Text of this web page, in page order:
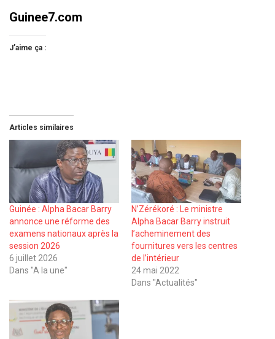
Guinee7.com
J’aime ça :
Articles similaires
Guinée : Alpha Bacar Barry
annonce une réforme des
examens nationaux après la
session 2026
6 juillet 2026
Dans "A la une"
N’Zérékoré : Le ministre
Alpha Bacar Barry instruit
l’acheminement des
fournitures vers les centres
de l’intérieur
24 mai 2022
Dans "Actualités"